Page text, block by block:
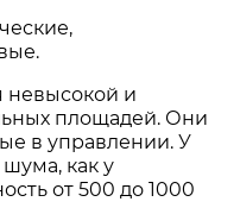
невысокой и
площадей. Они
в управлении. У
как у
от 500 до 1000